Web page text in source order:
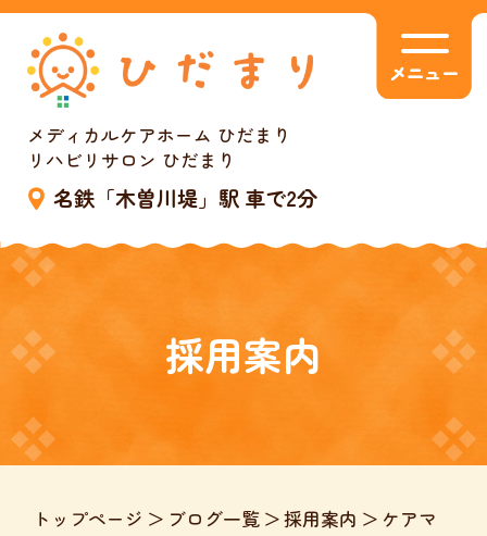
メディカルケアホーム ひだまり
リハビリサロン ひだまり
名鉄「木曽川堤」駅 車で2分
メニュー
採用案内
トップページ ブログ一覧 採用案内
ケアマ